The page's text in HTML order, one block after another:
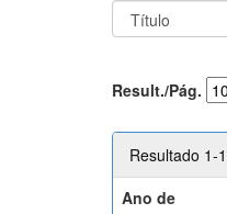
Result./Pág.
Resultado 1-
Ano de